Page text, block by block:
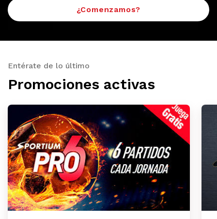
¿Comenzamos?
Entérate de lo último
Promociones activas